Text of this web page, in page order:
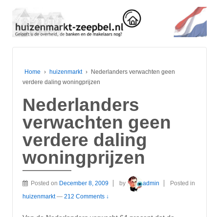
Home › huizenmarkt ›
Nederlanders verwachten geen
verdere daling woningprijzen
Nederlanders
verwachten geen
verdere daling
woningprijzen
Posted on December 8, 2009 by admin
Posted in
huizenmarkt — 212 Comments ↓